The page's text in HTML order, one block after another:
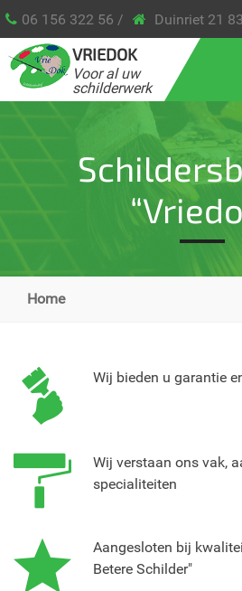
06 156 322 56 / Duinriet 21
VRIEDOK
Voor al uw
schilderwerk
Home
Wij bieden u garantie
Wij verstaan ons vak,
specialiteiten
Aangesloten bij
Betere Schilder"